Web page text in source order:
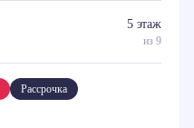
5 этаж
из 9
Рассрочка